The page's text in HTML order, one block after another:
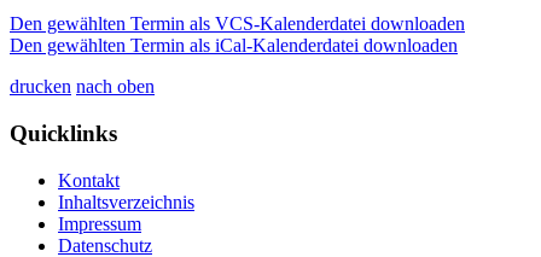
Den gewählten Termin als VCS-Kalenderdatei downloaden
Den gewählten Termin als iCal-Kalenderdatei downloaden
drucken nach oben
Quicklinks
Kontakt
Inhaltsverzeichnis
Impressum
Datenschutz